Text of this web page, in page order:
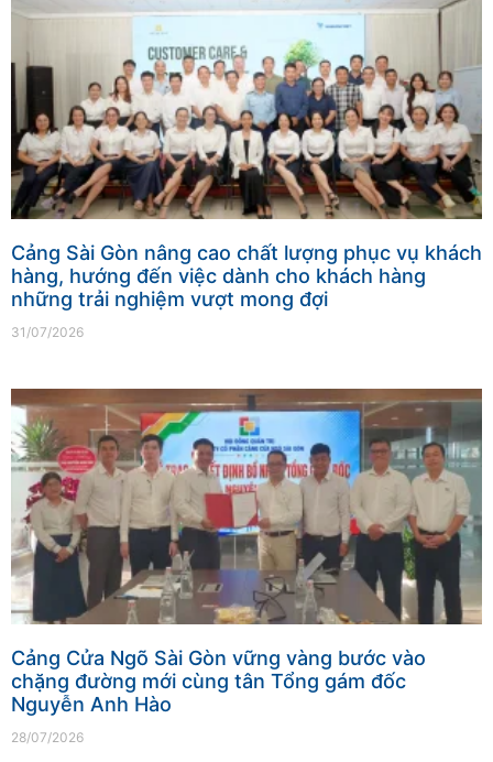
Cảng Sài Gòn nâng cao chất lượng phục vụ khách
hàng, hướng đến việc dành cho khách hàng
những trải nghiệm vượt mong đợi
31/07/2026
Cảng Cửa Ngõ Sài Gòn vững vàng bước vào
chặng đường mới cùng tân Tổng gám đốc
Nguyễn Anh Hào
28/07/2026